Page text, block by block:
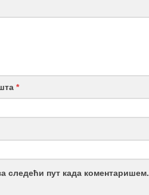
*
следећи пут када коментаришем.